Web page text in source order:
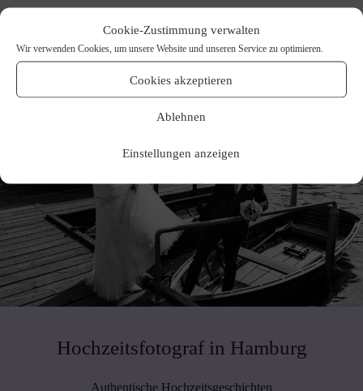
Cookie-Zustimmung verwalten
Wir verwenden Cookies, um unsere Website und unseren Service zu optimieren.
Cookies akzeptieren
Ablehnen
Einstellungen anzeigen
Hochzeitsfotograf in Hamburg
Authentische Hochzeitsgeschichten